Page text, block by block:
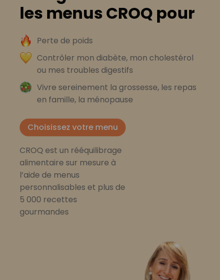
les menus CROQ pour
Perte de poids
Contrôler mon diabète, mon cholestérol
ou mes troubles digestifs
Vivre sereinement la grossesse, les repas
en famille, la ménopause
Choisissez votre menu
CROQ est un rééquilibrage
alimentaire sur mesure à
l’aide de menus
personnalisables et plus de
5 000 recettes
gourmandes